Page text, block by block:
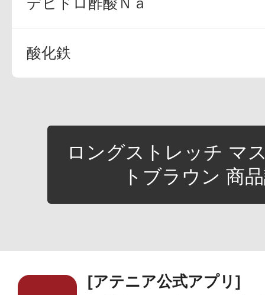
酸化鉄
ロングストレッチ マ
トブラウン 商
[アテニア公式アプリ]